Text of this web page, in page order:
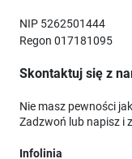
NIP 5262501444
Regon 017181095
Skontaktuj się z
Nie masz pewności
Zadzwoń lub napisz i
Infolinia